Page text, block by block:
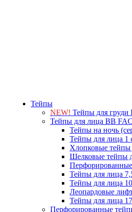
Тейпы
NEW! Тейпы для груди
Тейпы для лица BB
Тейпы на ночь
Тейпы для лица 1
Хлопковые тейпы
Шелковые тейпы
Тейпы для лица
Тейпы для лица
Леопардовые
Тейпы для лица
Перфорированные